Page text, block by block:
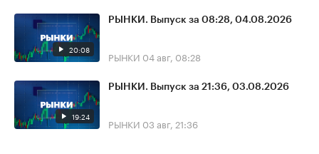
20:08
РЫНКИ. Выпуск за 08:28, 04.08.2026
РЫНКИ 04 авг, 08:28
19:24
РЫНКИ. Выпуск за 21:36, 03.08.2026
РЫНКИ 03 авг, 21:36